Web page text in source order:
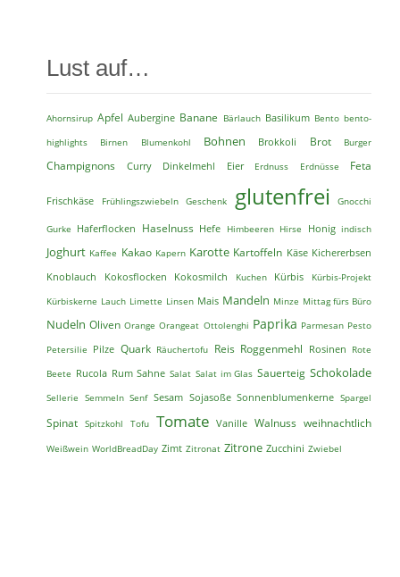
Lust auf…
Ahornsirup Apfel Aubergine Banane Bärlauch Basilikum Bento bento-
highlights
Birnen Blumenkohl Bohnen Brokkoli Brot Burger
Champignons Curry Dinkelmehl Eier Erdnuss Erdnüsse Feta
Frischkäse Frühlingszwiebeln Geschenk glutenfrei Gnocchi
Gurke Haferflocken Haselnuss Hefe Himbeeren Hirse Honig indisch
Joghurt Kaffee Kakao Kapern Karotte Kartoffeln Käse Kichererbsen
Knoblauch
Kokosflocken Kokosmilch Kuchen Kürbis
Kürbis-Projekt
Kürbiskerne Lauch Limette Linsen Mais Mandeln Minze Mittag fürs Büro
Nudeln Oliven Orange Orangeat Ottolenghi Paprika Parmesan Pesto
Petersilie Pilze Quark Räuchertofu Reis Roggenmehl Rosinen Rote
Beete Rucola Rum Sahne Salat Salat im Glas Sauerteig Schokolade
Sellerie Semmeln Senf Sesam Sojasoße Sonnenblumenkerne Spargel
Spinat Spitzkohl Tofu Tomate Vanille Walnuss weihnachtlich
Weißwein WorldBreadDay Zimt Zitronat Zitrone Zucchini Zwiebel